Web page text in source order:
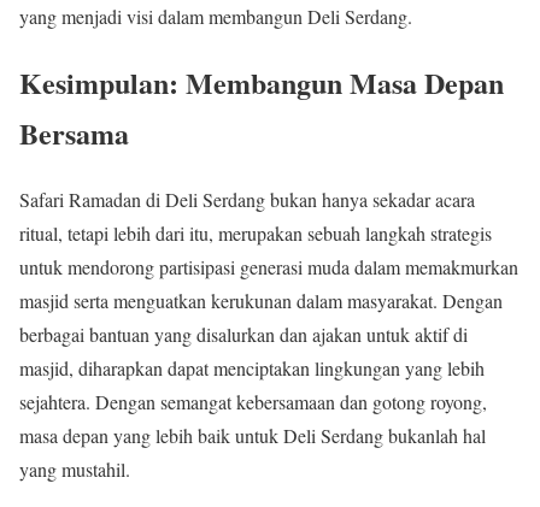
yang menjadi visi dalam membangun Deli Serdang.
Kesimpulan: Membangun Masa Depan
Bersama
Safari Ramadan di Deli Serdang bukan hanya sekadar acara
ritual, tetapi lebih dari itu, merupakan sebuah langkah strategis
untuk mendorong partisipasi generasi muda dalam memakmurkan
masjid serta menguatkan kerukunan dalam masyarakat. Dengan
berbagai bantuan yang disalurkan dan ajakan untuk aktif di
masjid, diharapkan dapat menciptakan lingkungan yang lebih
sejahtera. Dengan semangat kebersamaan dan gotong royong,
masa depan yang lebih baik untuk Deli Serdang bukanlah hal
yang mustahil.